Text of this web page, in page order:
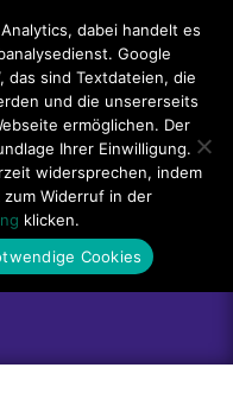
Teilnahmebedingungen
dabei handelt es
Google
das sind Textdateien, die
und die unsererseits
ermöglichen. Der
Ihrer Einwilligung.
widersprechen, indem
Widerruf in der
klicken.
Cookies